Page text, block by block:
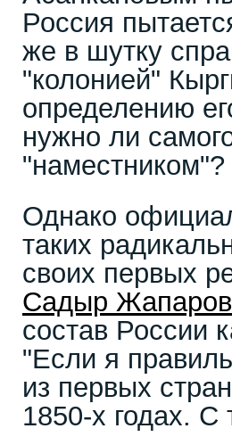
Россия
же в шутку
"колонией"
определению
нужно ли
"наместником"?
Однако
таких
своих первых
Садыр Жапаров
состав России
"Если я
из первых
1850-х годах.